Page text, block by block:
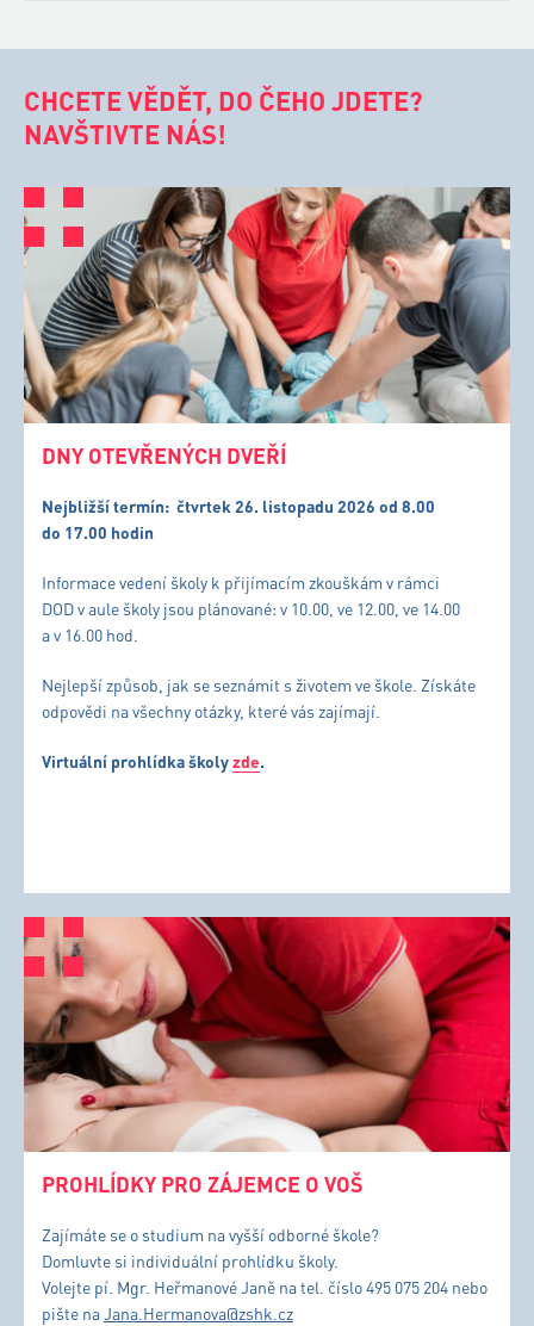
CHCETE VĚDĚT, DO ČEHO JDETE?
NAVŠTIVTE NÁS!
DNY OTEVŘENÝCH DVEŘÍ
Nejbližší termín: čtvrtek 26. listopadu 2026 od 8.00
do 17.00 hodin
Informace vedení školy k přijímacím zkouškám v rámci
DOD v aule školy jsou plánované: v 10.00, ve 12.00, ve 14.00
a v 16.00 hod.
Nejlepší způsob, jak se seznámit s životem ve škole. Získáte
odpovědi na všechny otázky, které vás zajímají.
Virtuální prohlídka školyzde.
PROHLÍDKY PRO ZÁJEMCE O VOŠ
Zajímáte se o studium na vyšší odborné škole?
Domluvte si individuální prohlídku školy.
Volejte pí. Mgr. Heřmanové Janě na tel. číslo 495 075 204 nebo
pište naJana.Hermanova@zshk.cz